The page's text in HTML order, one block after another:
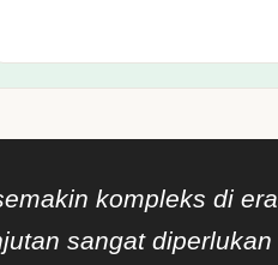
kompleks di era
sangat diperlukan